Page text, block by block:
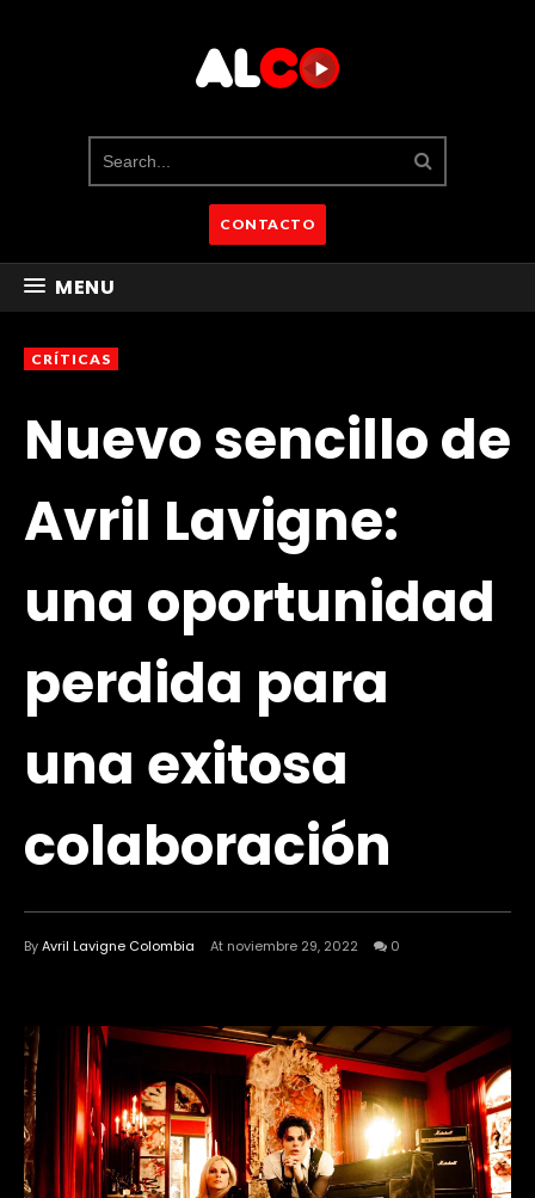
CONTACTO
MENU
CRÍTICAS
Nuevo sencillo de
Avril Lavigne:
una oportunidad
perdida para
una exitosa
colaboración
ByAvril Lavigne Colombia At noviembre 29, 2022 0